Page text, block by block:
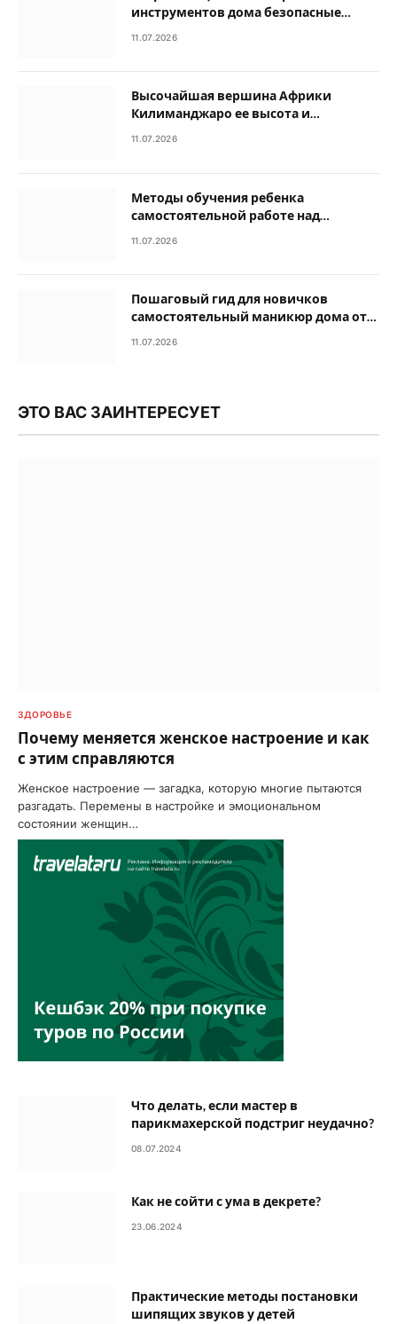
инструментов дома безопасные
методы обработки
11.07.2026
Высочайшая вершина Африки
Килиманджаро ее высота и
географические особенности
11.07.2026
Методы обучения ребенка
самостоятельной работе над
домашними заданиями
11.07.2026
Пошаговый гид для новичков
самостоятельный маникюр дома от
подготовки до покрытия
11.07.2026
ЭТО ВАС ЗАИНТЕРЕСУЕТ
ЗДОРОВЬЕ
Почему меняется женское настроение и как
с этим справляются
Женское настроение — загадка, которую многие пытаются
разгадать. Перемены в настройке и эмоциональном
состоянии женщин…
Что делать, если мастер в
парикмахерской подстриг неудачно?
08.07.2024
Как не сойти с ума в декрете?
23.06.2024
Практические методы постановки
шипящих звуков у детей